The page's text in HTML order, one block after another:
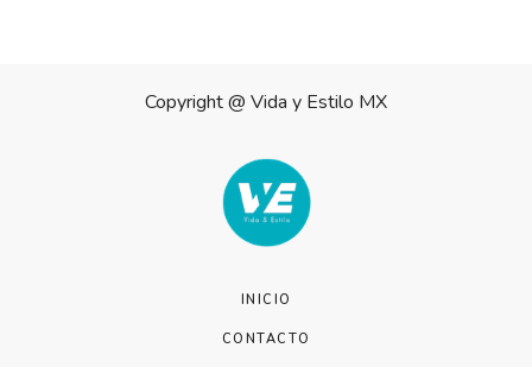
Copyright @ Vida y Estilo MX
INICIO
CONTACTO